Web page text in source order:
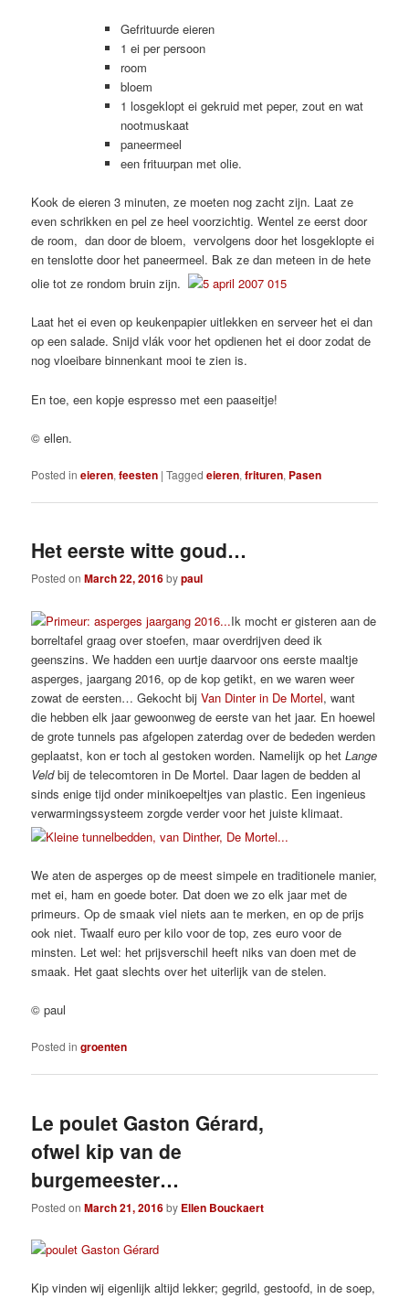
Gefrituurde eieren
1 ei per persoon
room
bloem
1 losgeklopt ei gekruid met peper, zout en wat
nootmuskaat
paneermeel
een frituurpan met olie.
Kook de eieren 3 minuten, ze moeten nog zacht zijn. Laat ze
even schrikken en pel ze heel voorzichtig. Wentel ze eerst door
de room, dan door de bloem, vervolgens door het losgeklopte ei
en tenslotte door het paneermeel. Bak ze dan meteen in de hete
olie tot ze rondom bruin zijn.
Laat het ei even op keukenpapier uitlekken en serveer het ei dan
op een salade. Snijd vlák voor het opdienen het ei door zodat de
nog vloeibare binnenkant mooi te zien is.
En toe, een kopje espresso met een paaseitje!
© ellen.
Posted in eieren,feesten |Tagged eieren,frituren, Pasen
Het eerste witte goud…
Posted onMarch 22, 2016bypaul
Ik mocht er gisteren aan de
borreltafel graag over stoefen, maar overdrijven deed ik
geenszins. We hadden een uurtje daarvoor ons eerste maaltje
asperges, jaargang 2016, op de kop getikt, en we waren weer
zowat de eersten… Gekocht bijVan Dinter in De Mortel, want
die hebben elk jaar gewoonweg de eerste van het jaar. En hoewel
de grote tunnels pas afgelopen zaterdag over de bededen werden
geplaatst, kon er toch al gestoken worden. Namelijk op hetLange
Veldbij de telecomtoren in De Mortel. Daar lagen de bedden al
sinds enige tijd onder minikoepeltjes van plastic. Een ingenieus
verwarmingssysteem zorgde verder voor het juiste klimaat.
We aten de asperges op de meest simpele en traditionele manier,
met ei, ham en goede boter. Dat doen we zo elk jaar met de
primeurs. Op de smaak viel niets aan te merken, en op de prijs
ook niet. Twaalf euro per kilo voor de top, zes euro voor de
minsten. Let wel: het prijsverschil heeft niks van doen met de
smaak. Het gaat slechts over het uiterlijk van de stelen.
© paul
Posted in groenten
Le poulet Gaston Gérard,
ofwel kip van de
burgemeester…
Posted onMarch 21, 2016by Ellen Bouckaert
Kip vinden wij eigenlijk altijd lekker; gegrild, gestoofd, in de soep,